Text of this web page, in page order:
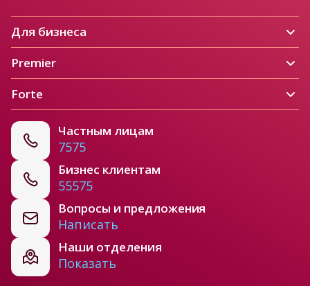
Частным лицам
7575
Бизнес клиентам
55575
Вопросы и предложения
Написать
Наши отделения
Показать
Для бизнеса
Premier
Forte